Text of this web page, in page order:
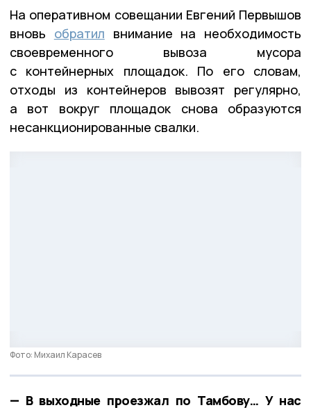
На оперативном совещании Евгений Первышов
вновь обратил внимание на необходимость
своевременного вывоза мусора
с контейнерных площадок. По его словам,
отходы из контейнеров вывозят регулярно,
а вот вокруг площадок снова образуются
несанкционированные свалки.
Фото: Михаил Карасев
— В выходные проезжал по Тамбову… У нас